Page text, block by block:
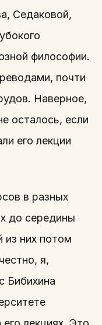
Седаковой,
философии.
почти
Наверное,
осталось, если
его лекции
в разных
до середины
из них потом
я,
Бибихина